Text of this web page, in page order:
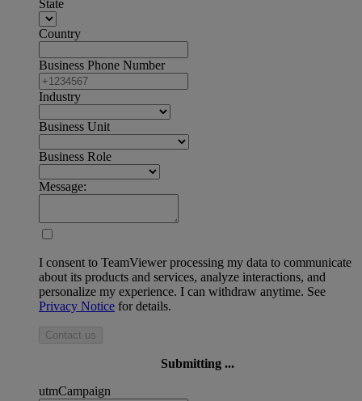
State
Country
Business Phone Number
Industry
Business Unit
Business Role
Message:
I consent to TeamViewer processing my data to communicate
about its products and services, analyze interactions, and
personalize my experience. I can withdraw anytime. See
Privacy Notice for details.
Contact us
Submitting ...
utmCampaign